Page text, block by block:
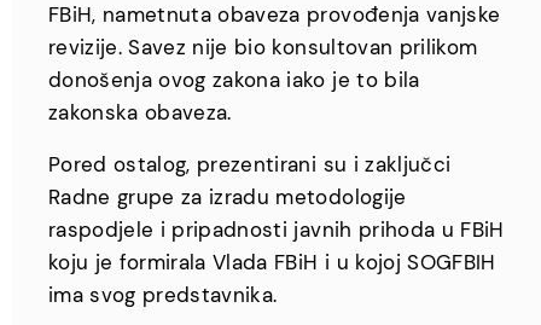
FBiH, nametnuta obaveza provođenja vanjske
revizije. Savez nije bio konsultovan prilikom
donošenja ovog zakona iako je to bila
zakonska obaveza.
Pored ostalog, prezentirani su i zaključci
Radne grupe za izradu metodologije
raspodjele i pripadnosti javnih prihoda u FBiH
koju je formirala Vlada FBiH i u kojoj SOGFBIH
ima svog predstavnika.